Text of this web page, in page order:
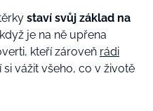
staví svůj základ na
je na ně upřena
kteří zároveň rádi
vážit všeho, co v životě